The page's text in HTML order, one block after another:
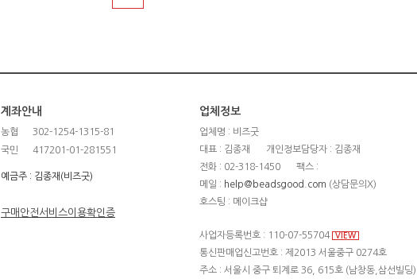
계좌안내
농협
302-1254-1315-81
국민
417201-01-281551
예금주 : 김종재(비즈굿)
구매안전서비스이용확인증
업체정보
업체명 : 비즈굿
대표 : 김종재
개인정보담당자 : 김종재
전화 : 02-318-1450
팩스 :
메일 : help@beadsgood.com (상담문의X)
호스팅 : 메이크샵
사업자등록번호 : 110-07-55704 VIEW
통신판매업신고번호 : 제2013 서울중구 0274호
주소 : 서울시 중구 퇴계로 36, 615호 (남창동,삼선빌딩)